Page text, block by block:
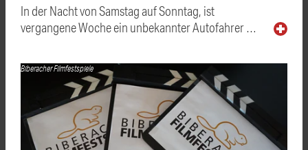
In der Nacht von Samstag auf Sonntag, ist
vergangene Woche ein unbekannter Autofahrer …
Biberacher Filmfestspiele